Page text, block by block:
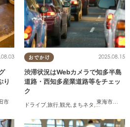
市
り
てみたレポ, おひとりさま,友人
おでかけ
東海市
,大府
2025.08.15
渋滞状況はWebカメラで知多半島
道路・西知多産業道路等をチェッ
ク
ドライブ,旅行,観光, まちネタ ,渋滞